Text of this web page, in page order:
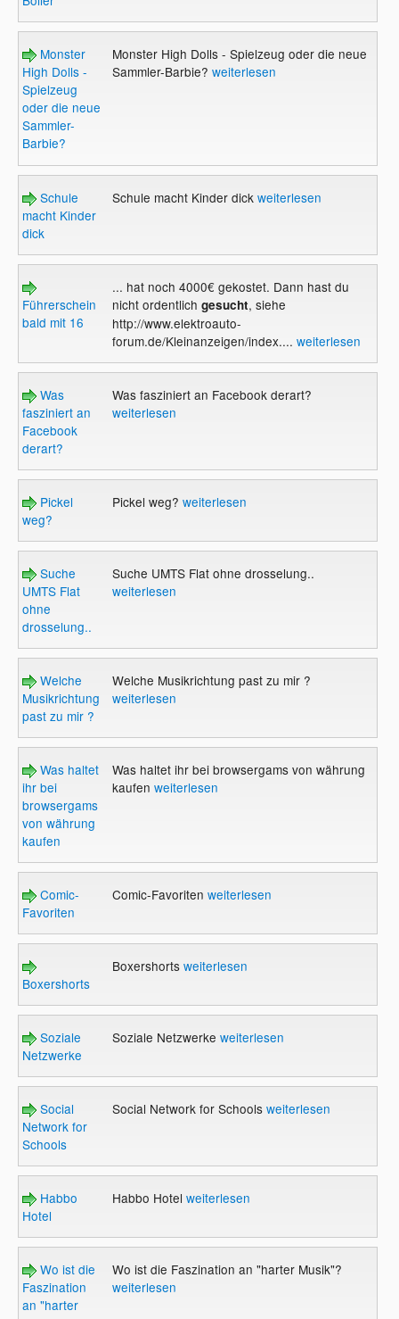
Monster
High Dolls -
Spielzeug
oder die neue
Sammler-
Barbie?
Monster High Dolls - Spielzeug oder die neue
Sammler-Barbie? weiterlesen
Schule
macht Kinder
dick
Schule macht Kinder dick weiterlesen
Führerschein
bald mit 16
... hat noch 4000€ gekostet. Dann hast du
nicht ordentlich gesucht, siehe
http://www.elektroauto-
forum.de/Kleinanzeigen/index.... weiterlesen
Was
fasziniert an
Facebook
derart?
Was fasziniert an Facebook derart?
weiterlesen
Pickel
weg?
Pickel weg? weiterlesen
Suche
UMTS Flat
ohne
drosselung..
Suche UMTS Flat ohne drosselung..
weiterlesen
Welche
Musikrichtung
past zu mir ?
Welche Musikrichtung past zu mir ?
weiterlesen
Was haltet
ihr bei
browsergams
von währung
kaufen
Was haltet ihr bei browsergams von währung
kaufen weiterlesen
Comic-
Favoriten
Comic-Favoriten weiterlesen
Boxershorts
Boxershorts weiterlesen
Soziale
Netzwerke
Soziale Netzwerke weiterlesen
Social
Network for
Schools
Social Network for Schools weiterlesen
Habbo
Hotel
Habbo Hotel weiterlesen
Wo ist die
Faszination
an "harter
Wo ist die Faszination an "harter Musik"?
weiterlesen